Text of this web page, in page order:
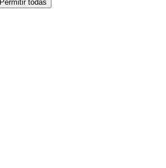
Permitir todas